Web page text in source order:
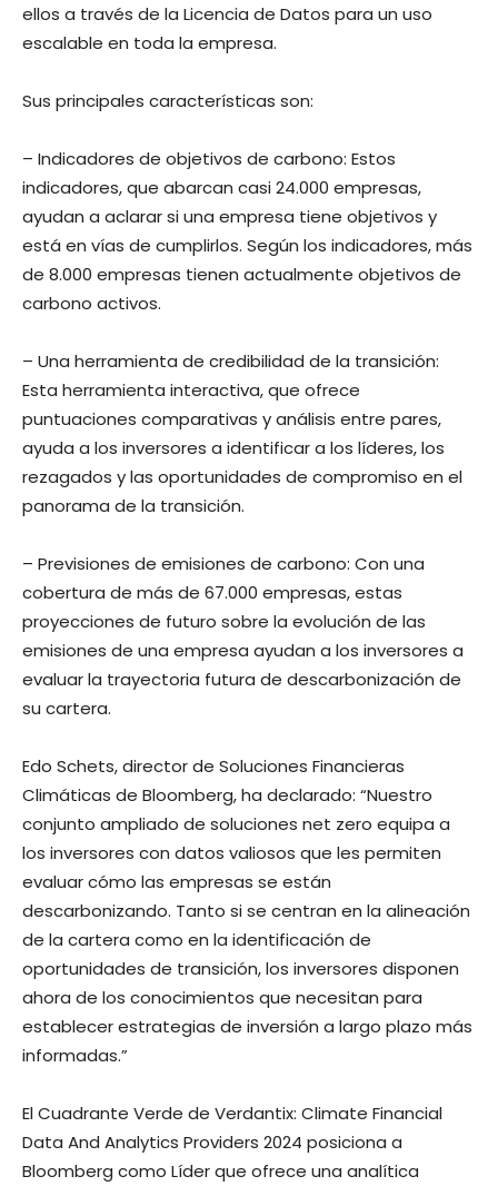
ellos a través de la Licencia de Datos para un uso
escalable en toda la empresa.
Sus principales características son:
– Indicadores de objetivos de carbono: Estos
indicadores, que abarcan casi 24.000 empresas,
ayudan a aclarar si una empresa tiene objetivos y
está en vías de cumplirlos. Según los indicadores, más
de 8.000 empresas tienen actualmente objetivos de
carbono activos.
– Una herramienta de credibilidad de la transición:
Esta herramienta interactiva, que ofrece
puntuaciones comparativas y análisis entre pares,
ayuda a los inversores a identificar a los líderes, los
rezagados y las oportunidades de compromiso en el
panorama de la transición.
– Previsiones de emisiones de carbono: Con una
cobertura de más de 67.000 empresas, estas
proyecciones de futuro sobre la evolución de las
emisiones de una empresa ayudan a los inversores a
evaluar la trayectoria futura de descarbonización de
su cartera.
Edo Schets, director de Soluciones Financieras
Climáticas de Bloomberg, ha declarado: “Nuestro
conjunto ampliado de soluciones net zero equipa a
los inversores con datos valiosos que les permiten
evaluar cómo las empresas se están
descarbonizando. Tanto si se centran en la alineación
de la cartera como en la identificación de
oportunidades de transición, los inversores disponen
ahora de los conocimientos que necesitan para
establecer estrategias de inversión a largo plazo más
informadas.”
El Cuadrante Verde de Verdantix: Climate Financial
Data And Analytics Providers 2024 posiciona a
Bloomberg como Líder que ofrece una analítica